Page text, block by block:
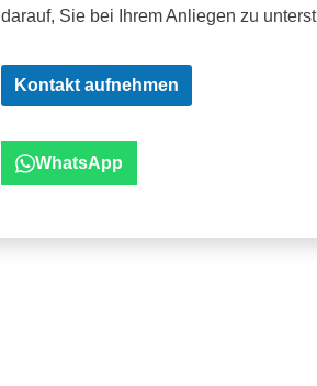
darauf, Sie bei Ihrem Anliegen zu
Kontakt aufnehmen
WhatsApp